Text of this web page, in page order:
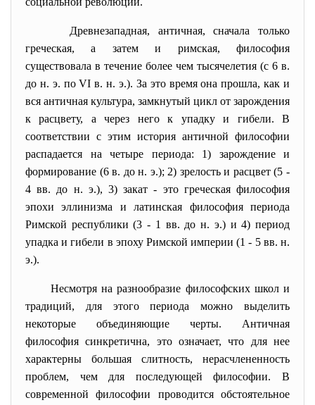
Древнезападная, античная, сначала только
греческая, а затем и римская, философия
существовала в течение более чем тысячелетия (с 6 в.
до н. э. по VI в. н. э.). За это время она прошла, как и
вся античная культура, замкнутый цикл от зарождения
к расцвету, а через него к упадку и гибели. В
соответствии с этим история античной философии
распадается на четыре периода: 1) зарождение и
формирование (6 в. до н. э.); 2) зрелость и расцвет (5 -
4 вв. до н. э.), 3) закат - это греческая философия
эпохи эллинизма и латинская философия периода
Римской республики (3 - 1 вв. до н. э.) и 4) период
упадка и гибели в эпоху Римской империи (1 - 5 вв. н.
э.).
Несмотря на разнообразие философских школ и
традиций, для этого периода можно выделить
некоторые объединяющие черты. Античная
философия синкретична, это означает, что для нее
характерны большая слитность, нерасчлененность
проблем, чем для последующей философии. В
современной философии проводится обстоятельное